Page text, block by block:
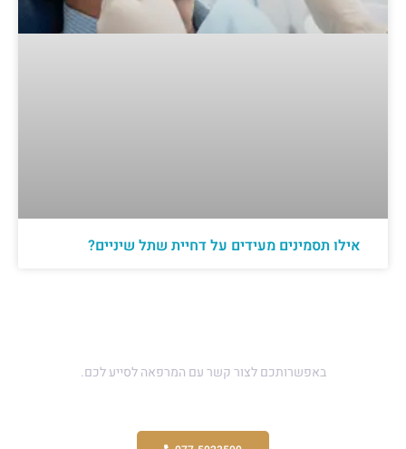
אילו תסמינים מעידים על דחיית שתל שיניים?
באפשרותכם לצור קשר עם המרפאה לסייע לכם.